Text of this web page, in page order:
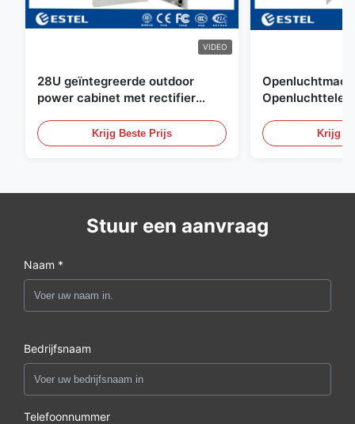
VIDEO
28U geïntegreerde outdoor
power cabinet met rectifier
energieopslag behuizing
Krijg Beste Prijs Krijg
Stuur een aanvraag
Naam *
Bedrijfsnaam
Telefoonnummer